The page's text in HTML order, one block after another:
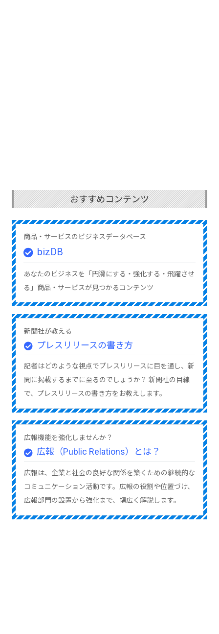
おすすめコンテンツ
商品・サービスのビジネスデータベース
bizDB
あなたのビジネスを「円滑にする・強化する・飛躍させ
る」商品・サービスが見つかるコンテンツ
新聞社が教える
プレスリリースの書き方
記者はどのような視点でプレスリリースに目を通し、新
聞に掲載するまでに至るのでしょうか？ 新聞社の目線
で、プレスリリースの書き方をお教えします。
広報機能を強化しませんか？
広報（Public Relations）とは？
広報は、企業と社会の良好な関係を築くための継続的な
コミュニケーション活動です。広報の役割や位置づけ、
広報部門の設置から強化まで、幅広く解説します。